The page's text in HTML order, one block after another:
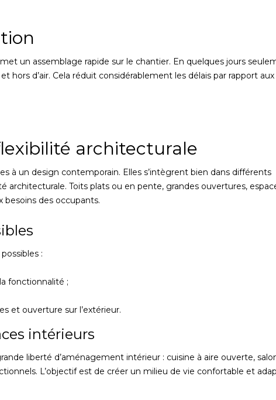
un assemblage rapide sur le chantier. En quelques jours
hors d’air. Cela réduit considérablement les délais par rapport aux
architecturale
à un design contemporain. Elles s’intègrent bien dans différents
architecturale. Toits plats ou en pente, grandes ouvertures,
des occupants.
:
fonctionnalité ;
et ouverture sur l’extérieur.
intérieurs
liberté d’aménagement intérieur : cuisine à aire ouverte,
L’objectif est de créer un milieu de vie confortable et